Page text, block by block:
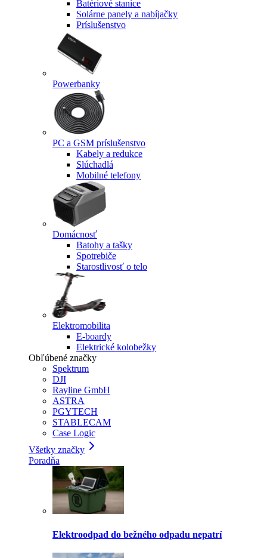
Batériové stanice
Solárne panely a nabíjačky
Príslušenstvo
Powerbanky
PC a GSM príslušenstvo
Kabely a redukce
Slúchadlá
Mobilné telefony
Domácnosť
Batohy a tašky
Spotrebiče
Starostlivosť o telo
Elektromobilita
E-boardy
Elektrické kolobežky
Obľúbené značky
Spektrum
DJI
Rayline GmbH
ASTRA
PGYTECH
STABLECAM
Case Logic
Všetky značky
Poradňa
Elektroodpad do bežného odpadu nepatrí